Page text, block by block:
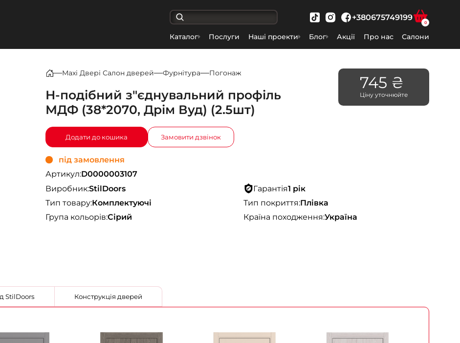
+380675749199
0
Каталог Послуги Наші проекти Блог Акції Про нас Салони
Maxi Двері Салон дверей Фурнітура Погонаж
Н-подібний з"єднувальний профіль
МДФ (38*2070, Дрім Вуд) (2.5шт)
Додати до кошика Замовити дзвінок
під замовлення
Артикул:D0000003107
Виробник:StilDoors Гарантія1 рік
Тип товару:Комплектуючі Тип покриття:Плівка
Група кольорів:Сірий Країна походження:Україна
745 ₴
Ціну уточнюйте
Ще товари від StilDoors Конструкція дверей